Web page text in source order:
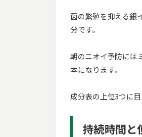
菌の繁殖を抑える銀
分です。
朝のニオイ予防には
本になります。
成分表の上位3つに
持続時間と